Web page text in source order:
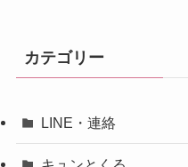
カテゴリー
LINE・連絡